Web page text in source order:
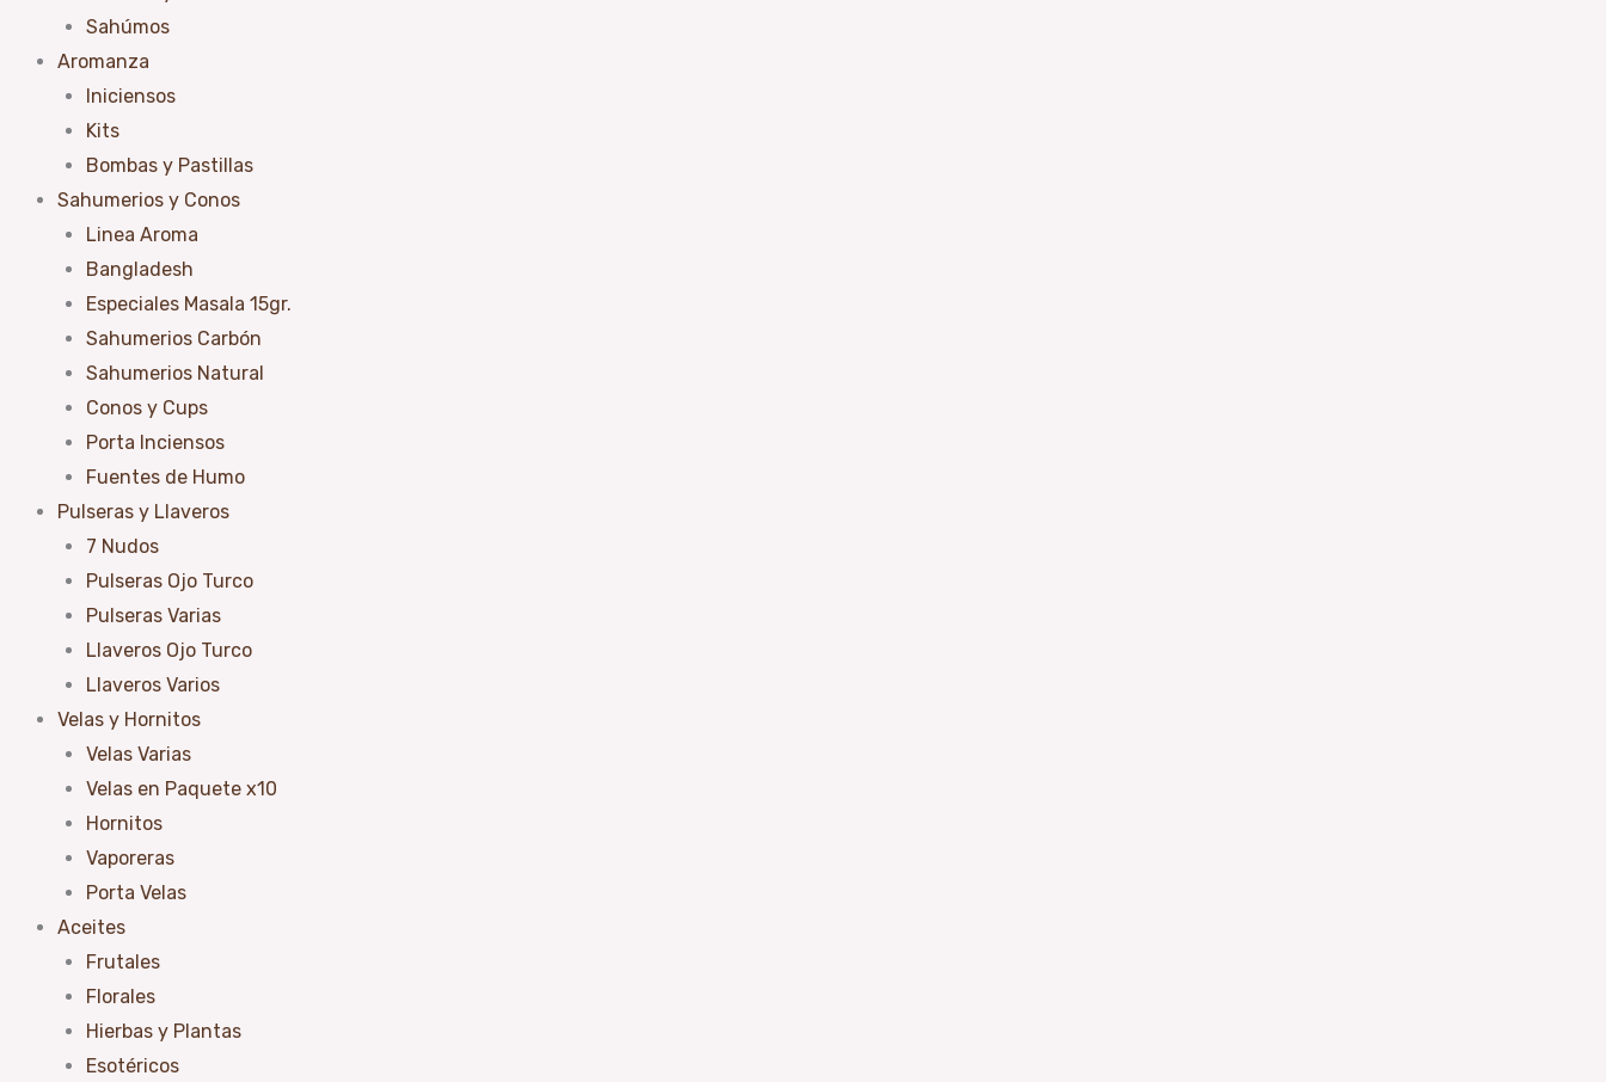
c
h
Sahúmos
Aromanza
Iniciensos
Kits
Bombas y Pastillas
Sahumerios y Conos
Linea Aroma
Bangladesh
Especiales Masala 15gr.
Sahumerios Carbón
Sahumerios Natural
Conos y Cups
Porta Inciensos
Fuentes de Humo
Pulseras y Llaveros
7 Nudos
Pulseras Ojo Turco
Pulseras Varias
Llaveros Ojo Turco
Llaveros Varios
Velas y Hornitos
Velas Varias
Velas en Paquete x10
Hornitos
Vaporeras
Porta Velas
Aceites
Frutales
Florales
Hierbas y Plantas
Esotéricos